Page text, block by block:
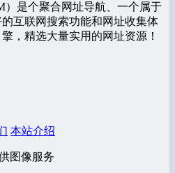
）是个聚合网址导航、一个属于
互联网搜索功能和网址收集体
，精选大量实用的网址资源！
本站介绍
图像服务